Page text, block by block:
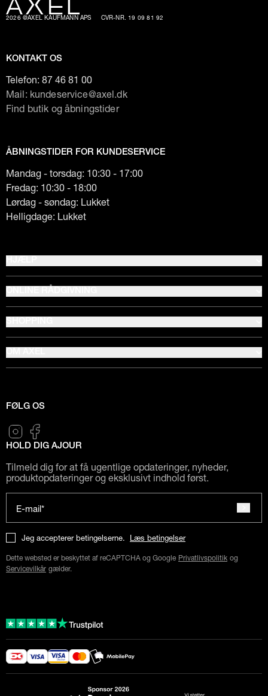
2026 @AXEL KAUFMANN APS CVR-NR. 19 09 81 92
KONTAKT OS
Telefon: 87 46 81 00
Mail: kundeservice@axel.dk
Find butik og åbningstider
ÅBNINGSTIDER FOR KUNDESERVICE
Mandag - torsdag: 10:30 - 17:00
Fredag: 10:30 - 18:00
Lørdag - søndag: Lukket
Helligdage: Lukket
FØLG OS
HOLD DIG AJOUR
Tilmeld dig for at få ugentlige opdateringer, nyheder,
produktopdateringer og eksklusivt indhold først.
E-mail*
Jeg accepterer betingelserne. Læs betingelser
Dette websted er beskyttet af reCAPTCHA og Google Privatlivspolitik og
Servicevilkår gælder.